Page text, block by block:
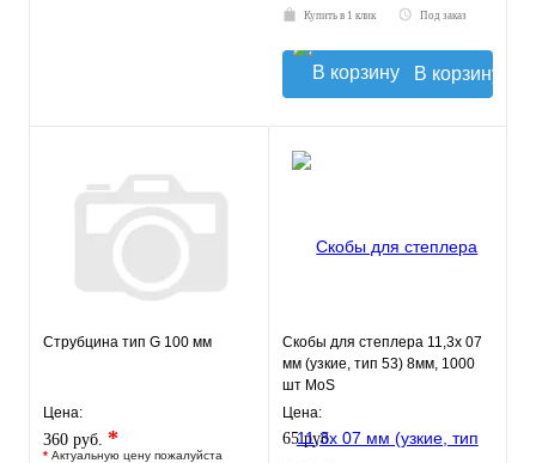
Купить в 1 клик Под заказ
В корзину
Струбцина тип G 100 мм
Цена:
360 руб. *
* Актуальную цену пожалуйста
Скобы для степлера 11,3х 07
мм (узкие, тип 53) 8мм, 1000
шт MoS
Цена:
65 руб.